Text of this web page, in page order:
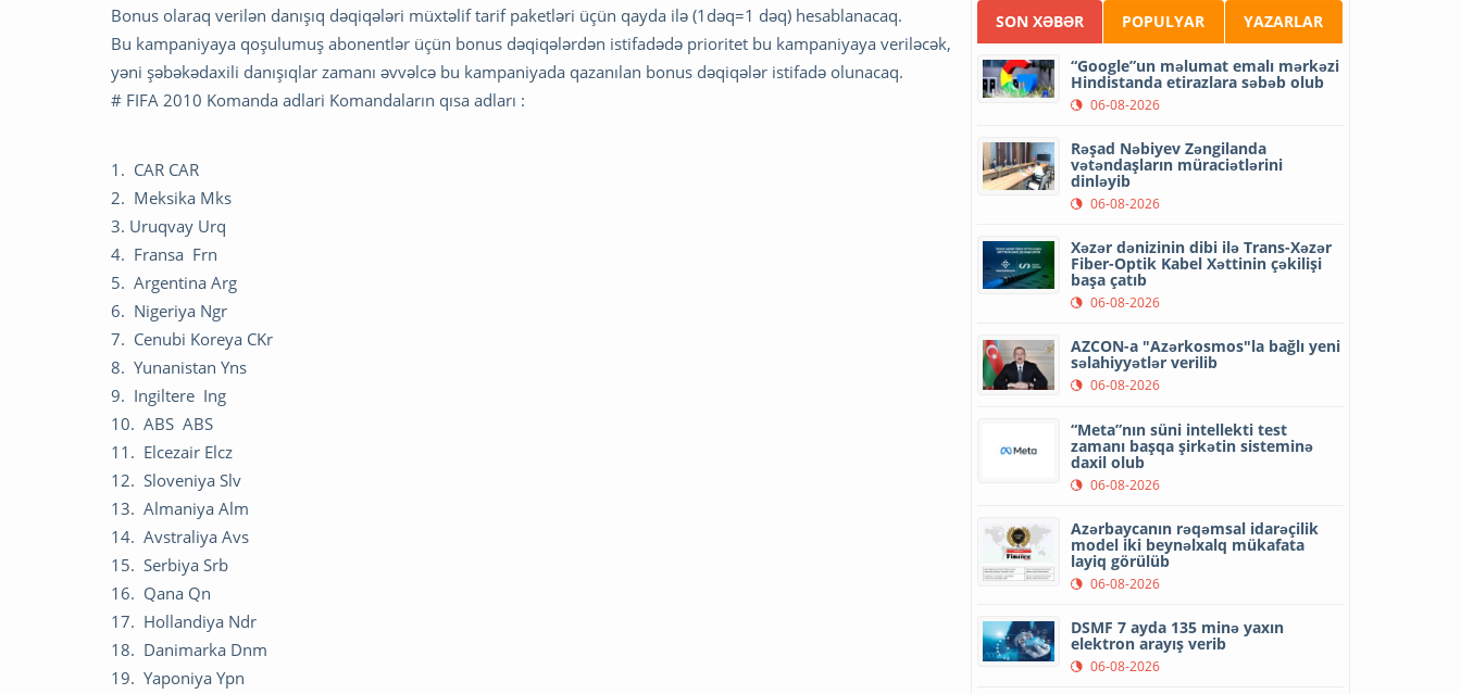
Bonus olaraq verilən danışıq dəqiqələri müxtəlif tarif paketləri üçün qayda ilə (1dəq=1 dəq) hesablanacaq.
Bu kampaniyaya qoşulumuş abonentlər üçün bonus dəqiqələrdən istifadədə prioritet bu kampaniyaya veriləcək,
yəni şəbəkədaxili danışıqlar zamanı əvvəlcə bu kampaniyada qazanılan bonus dəqiqələr istifadə olunacaq.
# FIFA 2010 Komanda adlari Komandaların qısa adları :
1. CAR CAR
2. Meksika Mks
3. Uruqvay Urq
4. Fransa Frn
5. Argentina Arg
6. Nigeriya Ngr
7. Cenubi Koreya CKr
8. Yunanistan Yns
9. Ingiltere Ing
10. ABS ABS
11. Elcezair Elcz
12. Sloveniya Slv
13. Almaniya Alm
14. Avstraliya Avs
15. Serbiya Srb
16. Qana Qn
17. Hollandiya Ndr
18. Danimarka Dnm
19. Yaponiya Ypn
SON XƏBƏR POPULYAR YAZARLAR
“Google”un məlumat emalı mərkəzi
Hindistanda etirazlara səbəb olub
06-08-2026
Rəşad Nəbiyev Zəngilanda
vətəndaşların müraciətlərini
dinləyib
06-08-2026
Xəzər dənizinin dibi ilə Trans-Xəzər
Fiber-Optik Kabel Xəttinin çəkilişi
başa çatıb
06-08-2026
AZCON-a "Azərkosmos"la bağlı yeni
səlahiyyətlər verilib
06-08-2026
“Meta”nın süni intellekti test
zamanı başqa şirkətin sisteminə
daxil olub
06-08-2026
Azərbaycanın rəqəmsal idarəçilik
model iki beynəlxalq mükafata
layiq görülüb
06-08-2026
DSMF 7 ayda 135 minə yaxın
elektron arayış verib
06-08-2026